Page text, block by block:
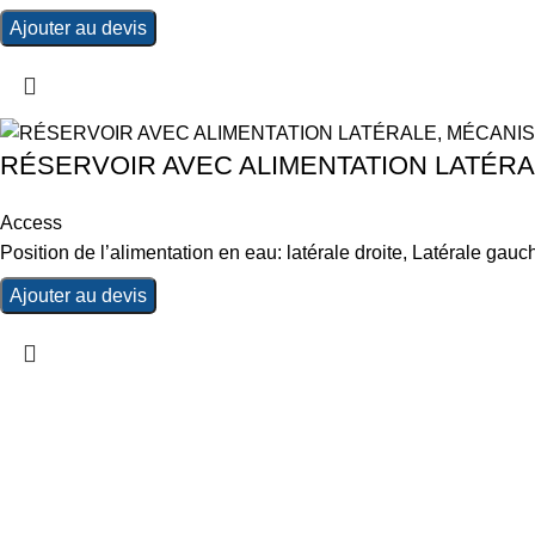
Ajouter au devis
RÉSERVOIR AVEC ALIMENTATION
Access
Position de l’alimentation en eau: latérale droite, Latérale
Ajouter au devis